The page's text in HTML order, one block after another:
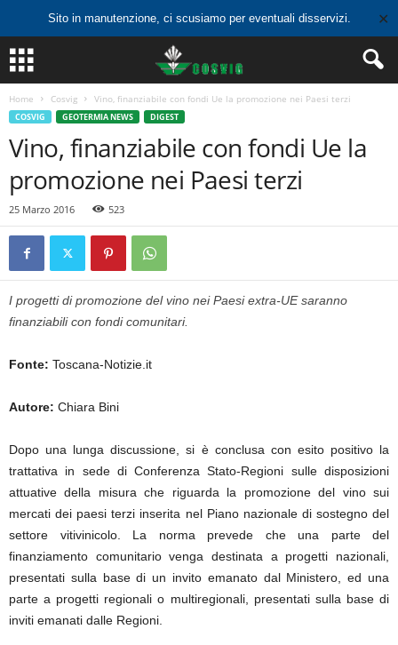
Sito in manutenzione, ci scusiamo per eventuali disservizi. ✕
Home Cosvig Vino, finanziabile con fondi Ue la promozione nei Paesi terzi
COSVIG GEOTERMIA NEWS DIGEST
Vino, finanziabile con fondi Ue la
promozione nei Paesi terzi
25 Marzo 2016 523
I progetti di promozione del vino nei Paesi extra-UE saranno
finanziabili con fondi comunitari.
Fonte: Toscana-Notizie.it
Autore: Chiara Bini
Dopo una lunga discussione, si è conclusa con esito positivo la
trattativa in sede di Conferenza Stato-Regioni sulle disposizioni
attuative della misura che riguarda la promozione del vino sui
mercati dei paesi terzi inserita nel Piano nazionale di sostegno del
settore vitivinicolo. La norma prevede che una parte del
finanziamento comunitario venga destinata a progetti nazionali,
presentati sulla base di un invito emanato dal Ministero, ed una
parte a progetti regionali o multiregionali, presentati sulla base di
inviti emanati dalle Regioni.